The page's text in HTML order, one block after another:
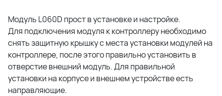
Модуль L060D прост в установке и настройке.
Для подключения модуля к контроллеру необходимо
снять защитную крышку с места установки модулей на
контроллере, после этого правильно установить в
отверстие внешний модуль. Для правильной
установки на корпусе и внешнем устройстве есть
направляющие.